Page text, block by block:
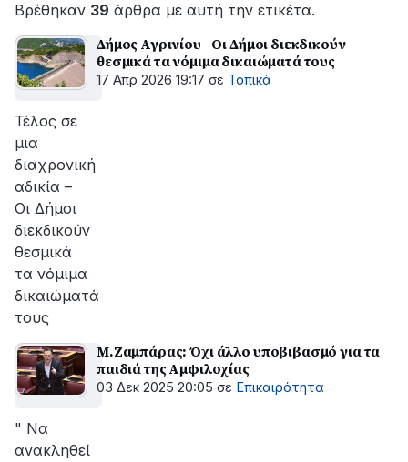
Βρέθηκαν 39 άρθρα με αυτή την ετικέτα.
Δήμος Αγρινίου - Οι Δήμοι διεκδικούν
θεσμικά τα νόμιμα δικαιώματά τους
17 Απρ 2026 19:17 σε Τοπικά
Τέλος σε
μια
διαχρονική
αδικία –
Οι Δήμοι
διεκδικούν
θεσμικά
τα νόμιμα
δικαιώματά
τους
Μ.Ζαμπάρας: Όχι άλλο υποβιβασμό για τα
παιδιά της Αμφιλοχίας
03 Δεκ 2025 20:05 σε Επικαιρότητα
" Να
ανακληθεί